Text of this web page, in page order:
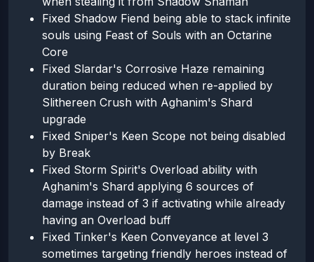
Fixed Shadow Fiend being able to stack infinite
souls using Feast of Souls with an Octarine
Core
Fixed Slardar's Corrosive Haze remaining
duration being reduced when re-applied by
Slithereen Crush with Aghanim's Shard
upgrade
Fixed Sniper's Keen Scope not being disabled
by Break
Fixed Storm Spirit's Overload ability with
Aghanim's Shard applying 6 sources of
damage instead of 3 if activating while already
having an Overload buff
Fixed Tinker's Keen Conveyance at level 3
sometimes targeting friendly heroes instead of